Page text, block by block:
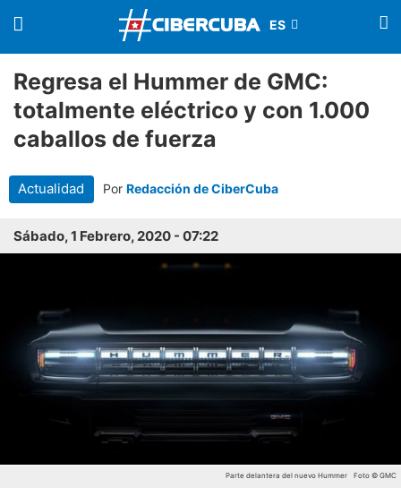
Regresa el Hummer de GMC:
totalmente eléctrico y con 1.000
caballos de fuerza
Actualidad Por Redacción de CiberCuba
Sábado, 1 Febrero, 2020 - 07:22
Parte delantera del nuevo Hummer Foto © GMC